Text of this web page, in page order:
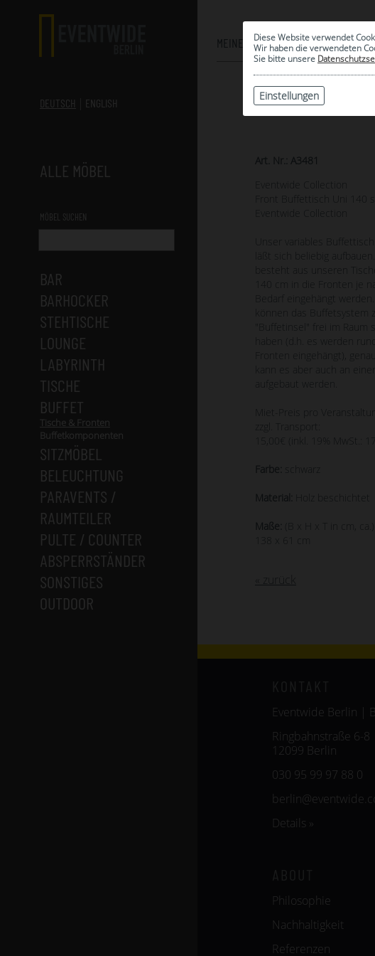
Diese Website verwendet
Wir haben die verwendeten
Sie bitte unsere
Einstellungen
DEUTSCH ENGLISH
ALLE MÖBEL
MÖBEL SUCHEN
BAR
BARHOCKER
STEHTISCHE
LOUNGE
LABYRINTH
TISCHE
BUFFET
Tische & Fronten
Buffetkomponenten
SITZMÖBEL
BELEUCHTUNG
PARAVENTS /
RAUMTEILER
PULTE / COUNTER
ABSPERRSTÄNDER
SONSTIGES
OUTDOOR
MEINE AUSWAHL
0
|
Art. Nr.: A3481
Eventwide Collection
Front Buffettisch Uni 140
Eventwide Collection
Unser variables Buffettisch
läßt sich beliebig aufbauen.
besteht aus unseren
140 cm in die Fronten je
Bedarf eingehängt werden.
können das Buffetsystem
"Buffetinsel" frei im Raum
haben (d.h. es werden
Fronten eingehängt),
kann es aber auch an
aufgebaut werden.
Miet-Preis pro
zzgl. Transport:
Farbe: schwarz
Material:
Maße:
(B x H x T in cm, ca.)
« zurück
Eventwide Berlin |
Ringbahnstraße 6-8
12099 Berlin
030 95 99 97 88 0
Details »
Philosophie
Nachhaltigkeit
Referenzen